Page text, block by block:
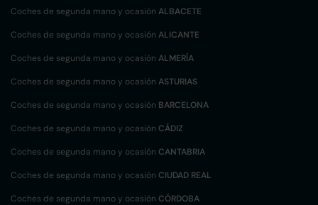
Coches de segunda mano y ocasión ALBACETE
Coches de segunda mano y ocasión ALICANTE
Coches de segunda mano y ocasión ALMERÍA
Coches de segunda mano y ocasión ASTURIAS
Coches de segunda mano y ocasión BARCELONA
Coches de segunda mano y ocasión CÁDIZ
Coches de segunda mano y ocasión CANTABRIA
Coches de segunda mano y ocasión CIUDAD REAL
Coches de segunda mano y ocasión CÓRDOBA